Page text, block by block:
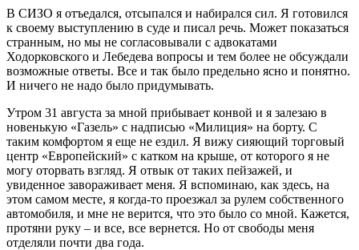
В СИЗО я отъедался, отсыпался и набирался сил. Я готовился
к своему выступлению в суде и писал речь. Может показаться
странным, но мы не согласовывали с адвокатами
Ходорковского и Лебедева вопросы и тем более не обсуждали
возможные ответы. Все и так было предельно ясно и понятно.
И ничего не надо было придумывать.
Утром 31 августа за мной прибывает конвой и я залезаю в
новенькую «Газель» с надписью «Милиция» на борту. С
таким комфортом я еще не ездил. Я вижу сияющий торговый
центр «Европейский» с катком на крыше, от которого я не
могу оторвать взгляд. Я отвык от таких пейзажей, и
увиденное завораживает меня. Я вспоминаю, как здесь, на
этом самом месте, я когда-то проезжал за рулем собственного
автомобиля, и мне не верится, что это было со мной. Кажется,
протяни руку – и все, все вернется. Но от свободы меня
отделяли почти два года.